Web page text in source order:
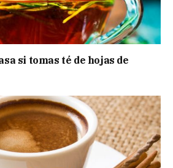
si tomas té de hojas de